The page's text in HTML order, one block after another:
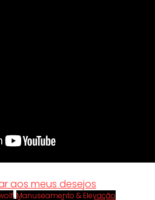
aos meus desejos
, Manuseamento & Elevação